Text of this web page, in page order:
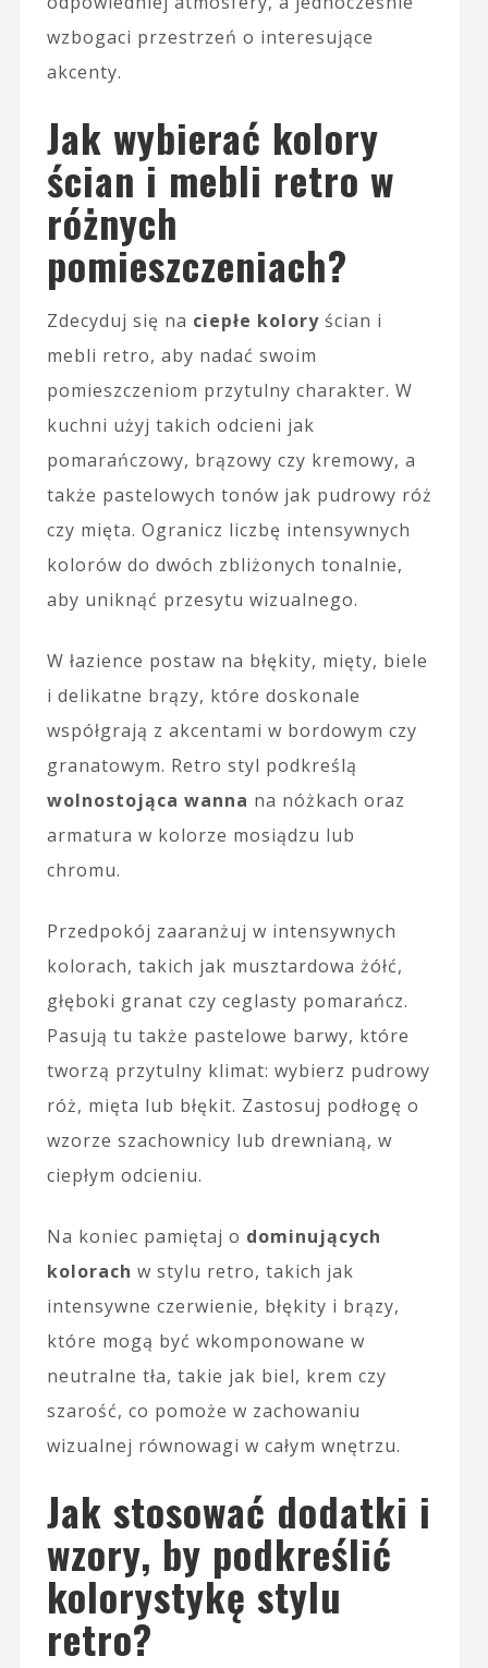
wzbogaci przestrzeń o interesujące
akcenty.
Jak wybierać kolory
ścian i mebli retro w
różnych
pomieszczeniach?
Zdecyduj się na ciepłe koloryścian i
mebli retro, aby nadać swoim
pomieszczeniom przytulny charakter. W
kuchni użyj takich odcieni jak
pomarańczowy, brązowy czy kremowy, a
także pastelowych tonów jak pudrowy róż
czy mięta. Ogranicz liczbę intensywnych
kolorów do dwóch zbliżonych tonalnie,
aby uniknąć przesytu wizualnego.
W łazience postaw na błękity, mięty, biele
i delikatne brązy, które doskonale
współgrają z akcentami w bordowym czy
granatowym. Retro styl podkreślą
wolnostojąca wanna na nóżkach oraz
armatura w kolorze mosiądzu lub
chromu.
Przedpokój zaaranżuj w intensywnych
kolorach, takich jak musztardowa żółć,
głęboki granat czy ceglasty pomarańcz.
Pasują tu także pastelowe barwy, które
tworzą przytulny klimat: wybierz pudrowy
róż, mięta lub błękit. Zastosuj podłogę o
wzorze szachownicy lub drewnianą, w
ciepłym odcieniu.
Na koniec pamiętaj o dominujących
kolorach w stylu retro, takich jak
intensywne czerwienie, błękity i brązy,
które mogą być wkomponowane w
neutralne tła, takie jak biel, krem czy
szarość, co pomoże w zachowaniu
wizualnej równowagi w całym wnętrzu.
Jak stosować dodatki i
wzory, by podkreślić
kolorystykę stylu
retro?